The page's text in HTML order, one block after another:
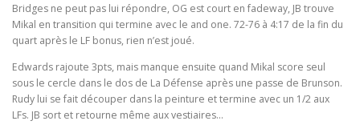
Bridges ne peut pas lui répondre, OG est court en fadeway, JB trouve
Mikal en transition qui termine avec le and one. 72-76 à 4:17 de la fin du
quart après le LF bonus, rien n’est joué.
Edwards rajoute 3pts, mais manque ensuite quand Mikal score seul
sous le cercle dans le dos de La Défense après une passe de Brunson.
Rudy lui se fait découper dans la peinture et termine avec un 1/2 aux
LFs. JB sort et retourne même aux vestiaires…